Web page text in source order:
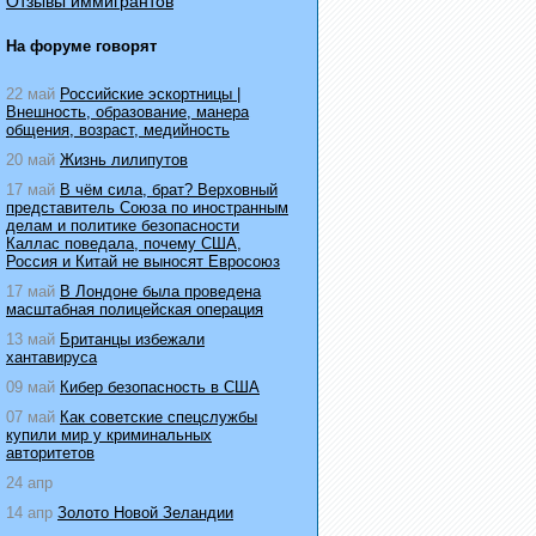
На форуме говорят
22 май Российские эскортницы |
Внешность, образование, манера
общения, возраст, медийность
20 май Жизнь лилипутов
17 май В чём сила, брат? Верховный
представитель Союза по иностранным
делам и политике безопасности
Каллас поведала, почему США,
Россия и Китай не выносят Евросоюз
17 май В Лондоне была проведена
масштабная полицейская операция
13 май Британцы избежали
хантавируса
09 май Кибер безопасность в США
07 май Как советские спецслужбы
купили мир у криминальных
авторитетов
24 апр
14 апр Золото Новой Зеландии